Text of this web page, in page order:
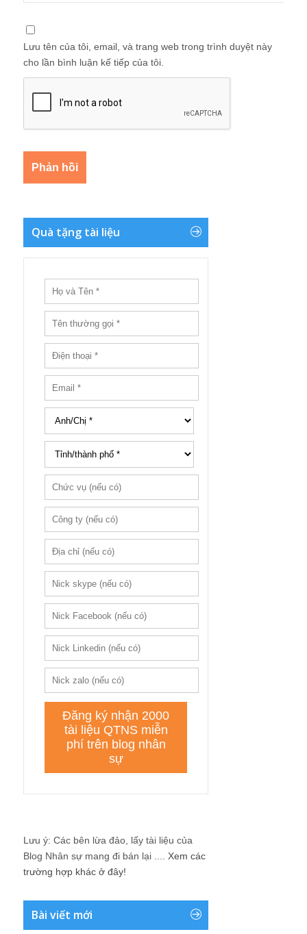
Lưu tên của tôi, email, và trang web trong trình duyệt này
cho lần bình luận kế tiếp của tôi.
Quà tặng tài liệu
Lưu ý: Các bên lừa đảo, lấy tài liệu của
Blog Nhân sự mang đi bán lại .... Xem các
trường hợp khác ở đây!
Bài viết mới